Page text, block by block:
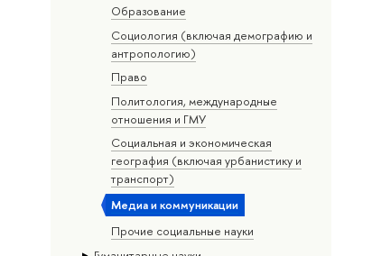
Образование
Социология (включая демографию и
антропологию)
Право
Политология, международные
отношения и ГМУ
Социальная и экономическая
география (включая урбанистику и
транспорт)
Медиа и коммуникации
Прочие социальные науки